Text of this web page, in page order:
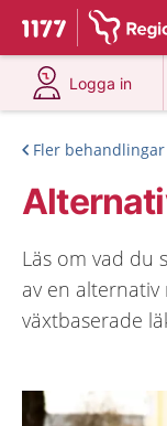
Till startsidan för
Du har
Logga in
på 1177.se
Fler behandlingar
Läs om vad du
av en
växtbaserade